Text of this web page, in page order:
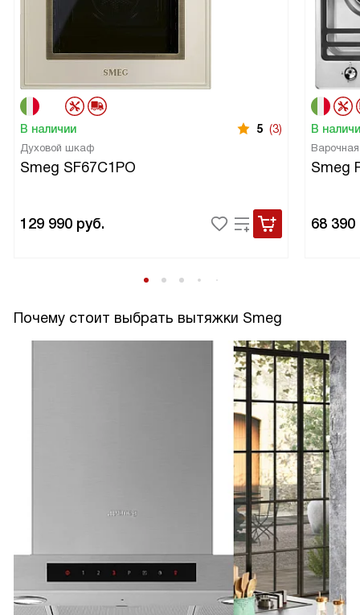
В наличии 5 (3)
Духовой шкаф
Smeg SF67C1PO
129 990 руб.
В
Smeg
68 390
Почему стоит выбрать вытяжки Smeg